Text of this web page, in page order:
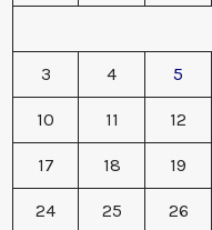
3 4 5
10 11 12
17 18 19
24 25 26